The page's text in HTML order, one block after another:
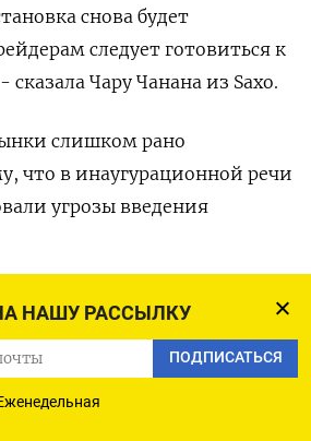
НАШУ РАССЫЛКУ
ПОДПИСАТЬСЯ
снова будет
следует готовиться к
Чару Чанана из Saxo.
слишком рано
что в инаугурационной речи
угрозы введения
временем была стабильна на
из Nomura, у иены всё еще
для укрепления, так как